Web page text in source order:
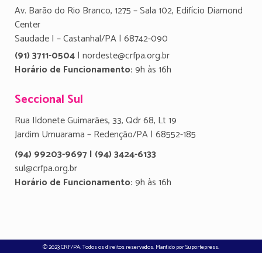
Av. Barão do Rio Branco, 1275 – Sala 102, Edifício Diamond
Center
Saudade I – Castanhal/PA | 68742-090
(91) 3711-0504| nordeste@crfpa.org.br
Horário de Funcionamento:9h às 16h
Seccional Sul
Rua Ildonete Guimarães, 33, Qdr 68, Lt 19
Jardim Umuarama – Redenção/PA | 68552-185
(94) 99203-9697 | (94) 3424-6133
sul@crfpa.org.br
Horário de Funcionamento:9h às 16h
© 2023 CRF/PA. Todos os direitos reservados. Mantido porSuportepress.